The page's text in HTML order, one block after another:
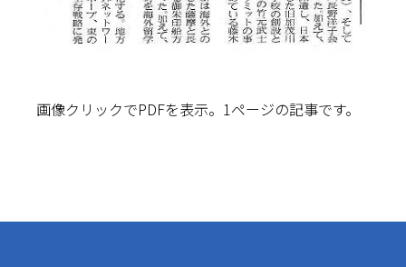
画像クリックでPDFを表示。1ページの記事です。